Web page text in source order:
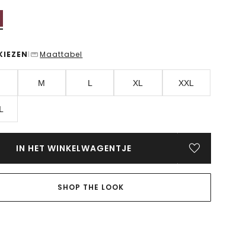
| Maattabel
M L XL XXL
IN HET WINKELWAGENTJE
SHOP THE LOOK